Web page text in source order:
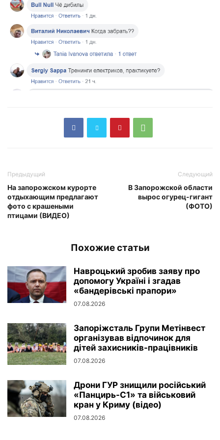
Предыдущий
На запорожском курорте
отдыхающим предлагают
фото с крашеными
птицами (ВИДЕО)
Следующий
В Запорожской области
вырос огурец-гигант
(ФОТО)
Похожие статьи
Навроцький зробив заяву про
допомогу Україні і згадав
«бандерівські прапори»
07.08.2026
Запоріжсталь Групи Метінвест
організував відпочинок для
дітей захисників-працівників
07.08.2026
Дрони ГУР знищили російський
«Панцирь-С1» та військовий
кран у Криму (відео)
07.08.2026